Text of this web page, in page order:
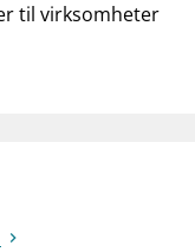
til virksomheter